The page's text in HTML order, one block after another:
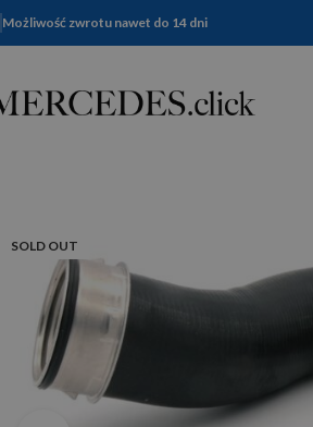
Możliwość zwrotu nawet do 14 dni
SOLD OUT